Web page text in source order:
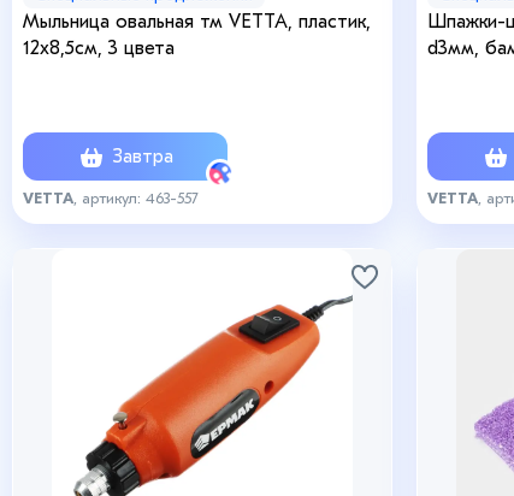
Мыльница овальная тм VETTA, пластик,
12х8,5см, 3 цвета
Завтра
VETTA , артикул: 463-557
Шпажки-
d3мм,
VETTA ,